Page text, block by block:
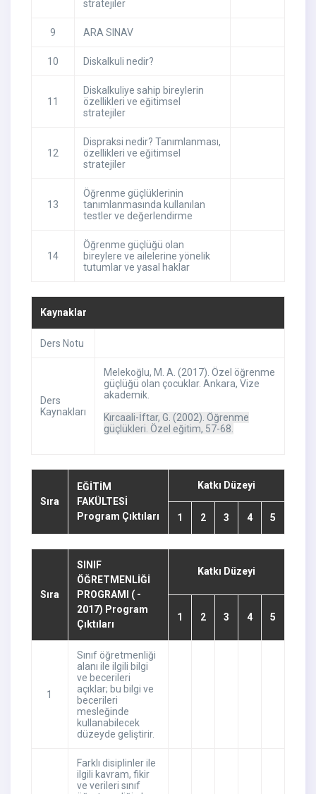
stratejiler
9 ARA SINAV
10 Diskalkuli nedir?
11
Diskalkuliye sahip bireylerin
özellikleri ve eğitimsel
stratejiler
12
Dispraksi nedir? Tanımlanması,
özellikleri ve eğitimsel
stratejiler
13
Öğrenme güçlüklerinin
tanımlanmasında kullanılan
testler ve değerlendirme
14
Öğrenme güçlüğü olan
bireylere ve ailelerine yönelik
tutumlar ve yasal haklar
Kaynaklar
Ders Notu
Ders
Kaynakları
Melekoğlu, M. A. (2017). Özel öğrenme
güçlüğü olan çocuklar. Ankara, Vize
akademik.
Kırcaali-İftar, G. (2002). Öğrenme
güçlükleri. Özel eğitim, 57-68.
Sıra
EĞİTİM
FAKÜLTESİ
Program Çıktıları
Katkı Düzeyi
1 2 3 4 5
Sıra
SINIF
ÖĞRETMENLİĞİ
PROGRAMI ( -
2017) Program
Çıktıları
Katkı Düzeyi
1 2 3 4 5
1
Sınıf öğretmenliği
alanı ile ilgili bilgi
ve becerileri
açıklar; bu bilgi ve
becerileri
mesleğinde
kullanabilecek
düzeyde geliştirir.
Farklı disiplinler ile
ilgili kavram, fikir
ve verileri sınıf